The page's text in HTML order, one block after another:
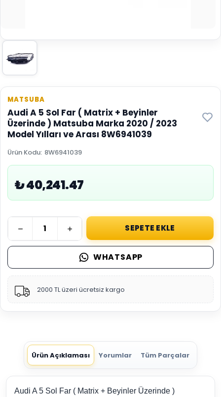
MATSUBA
Audi A 5 Sol Far ( Matrix + Beyinler
Üzerinde ) Matsuba Marka 2020 / 2023
Model Yılları ve Arası 8W6941039
Ürün Kodu: 8W6941039
₺ 40,241.47
SEPETE EKLE
WHATSAPP
2000 TL üzeri ücretsiz kargo
Ürün Açıklaması Yorumlar Tüm Parçalar
Audi A 5 Sol Far ( Matrix + Beyinler Üzerinde )